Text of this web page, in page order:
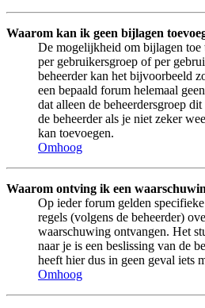
Waarom kan ik geen bijlagen
De mogelijkheid om bijlagen toe
per gebruikersgroep of per
beheerder kan het bijvoorbeeld
een bepaald forum helemaal
dat alleen de beheerdersgroep
de beheerder als je niet zeker
kan toevoegen.
Omhoog
Waarom ontving ik een
Op ieder forum gelden
regels (volgens de beheerder)
waarschuwing ontvangen. Het
naar je is een beslissing van de
heeft hier dus in geen geval iets
Omhoog